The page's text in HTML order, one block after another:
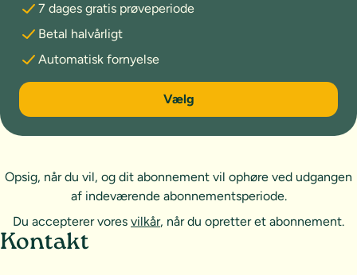
7 dages gratis prøveperiode
Betal halvårligt
Automatisk fornyelse
6 måneder
Vælg
Opsig, når du vil, og dit abonnement vil ophøre ved udgangen
af indeværende abonnementsperiode.
Du accepterer vores vilkår, når du opretter et abonnement.
Sideoversigt og kontakt
Kontakt